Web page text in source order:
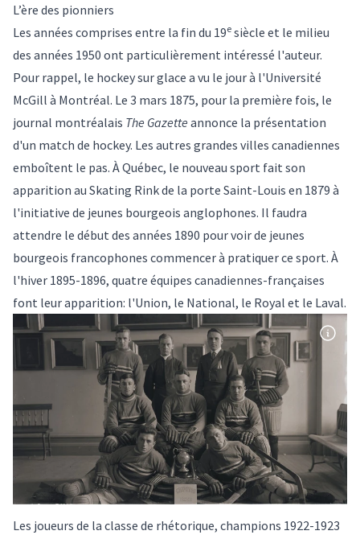
L’ère des pionniers
Les années comprises entre la fin du 19e siècle et le milieu
des années 1950 ont particulièrement intéressé l'auteur.
Pour rappel, le hockey sur glace a vu le jour à l'Université
McGill à Montréal. Le 3 mars 1875, pour la première fois, le
journal montréalais The Gazette annonce la présentation
d'un match de hockey. Les autres grandes villes canadiennes
emboîtent le pas. À Québec, le nouveau sport fait son
apparition au Skating Rink de la porte Saint-Louis en 1879 à
l'initiative de jeunes bourgeois anglophones. Il faudra
attendre le début des années 1890 pour voir de jeunes
bourgeois francophones commencer à pratiquer ce sport. À
l'hiver 1895-1896, quatre équipes canadiennes-françaises
font leur apparition: l'Union, le National, le Royal et le Laval.
Les joueurs de la classe de rhétorique, champions 1922-1923